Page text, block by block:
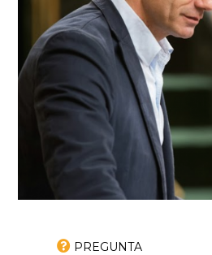
PREGUNTA